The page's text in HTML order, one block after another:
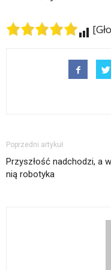
Poprzedni artykuł
Przyszłość nadchodzi, a
nią robotyka